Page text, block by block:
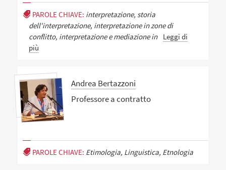
PAROLE CHIAVE: interpretazione, storia
dell'interpretazione, interpretazione in zone di
conflitto, interpretazione e mediazione in
Leggi di
più
Andrea Bertazzoni
Professore a contratto
PAROLE CHIAVE: Etimologia, Linguistica, Etnologia